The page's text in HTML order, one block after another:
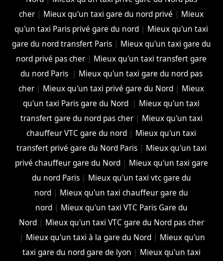
cher | Mieux qu'un taxi gare du nord privé | Mieux
qu'un taxi Paris privé gare du nord | Mieux qu'un taxi
gare du nord transfert Paris| Mieux qu'un taxi gare du
nord privé pas cher | Mieux qu'un taxi transfert gare
du nord Paris | Mieux qu'un taxi gare du nord pas
cher | Mieux qu'un taxi privé gare du Nord | Mieux
qu'un taxi Paris gare du Nord | Mieux qu'un taxi
transfert gare du nord pas cher| Mieux qu'un taxi
chauffeur VTC gare du nord | Mieux qu'un taxi
transfert privé gare du Nord Paris| Mieux qu'un taxi
privé chauffeur gare du Nord| Mieux qu'un taxi gare
du nord Paris| Mieux qu'un taxi vtc gare du
nord | Mieux qu'un taxi chauffeur gare du
nord| Mieux qu'un taxi VTC Paris Gare du
Nord| Mieux qu'un taxi VTC gare du Nord pas cher
| Mieux qu'un taxi à la gare du Nord | Mieux qu'un
taxi gare du nord gare de lyon | Mieux qu'un taxi